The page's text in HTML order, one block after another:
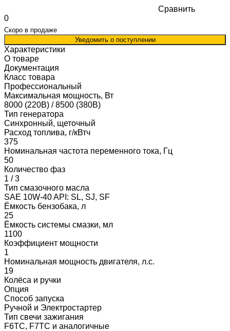
Сравнить
0
Скоро в продаже
Уведомить о поступлении
Характеристики
О товаре
Документация
Класс товара
Профессиональный
Максимальная мощность, Вт
8000 (220В) / 8500 (380В)
Тип генератора
Синхронный, щеточный
Расход топлива, г/кВтч
375
Номинальная частота переменного тока, Гц
50
Количество фаз
1 / 3
Тип смазочного масла
SAE 10W-40 API: SL, SJ, SF
Ёмкость бензобака, л
25
Ёмкость системы смазки, мл
1100
Коэффициент мощности
1
Номинальная мощность двигателя, л.с.
19
Колёса и ручки
Опция
Способ запуска
Ручной и Электростартер
Тип свечи зажигания
F6TC, F7TC и аналогичные